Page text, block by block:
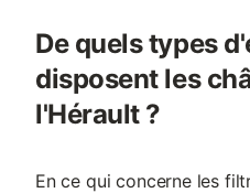
De quels types
disposent les
l'Hérault ?
En ce qui concerne les